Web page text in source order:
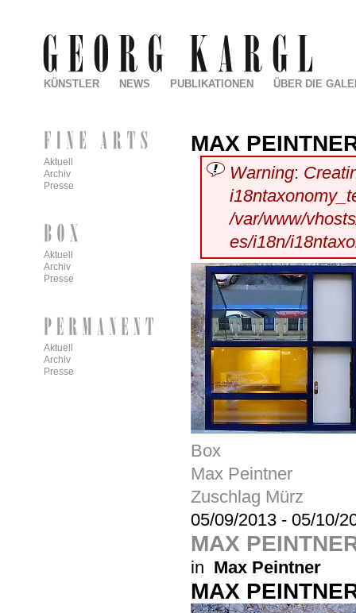
MAX
Warning:
/var/www/
es/i18n/
Box
Max Peintner
Zuschlag Mürz
05/09/2013 - 05/10/
MAX
in Max Peintner
MAX
KÜNSTLER NEWS PUBLIKATIONEN ÜBER DIE
Aktuell
Archiv
Presse
Aktuell
Archiv
Presse
Aktuell
Archiv
Presse